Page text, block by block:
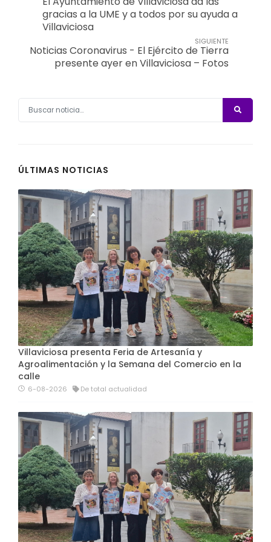
gracias a la UME y a todos por su ayuda a
Villaviciosa
SIGUIENTE
Noticias Coronavirus - El Ejército de Tierra
presente ayer en Villaviciosa – Fotos
ÚLTIMAS NOTICIAS
Villaviciosa presenta Feria de Artesanía y
Agroalimentación y la Semana del Comercio en la
calle
6-08-2026 De total actualidad